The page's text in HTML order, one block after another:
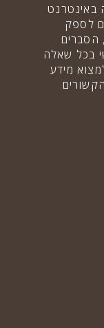
באינטרנט
לספק
הסברים
בכל שאלה
מידע